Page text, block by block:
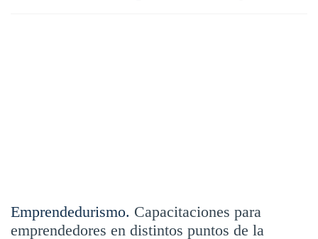
Emprendedurismo. Capacitaciones para
emprendedores en distintos puntos de la